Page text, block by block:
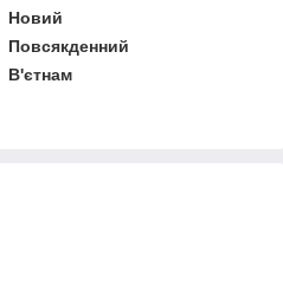
Новий
Повсякденний
В'єтнам